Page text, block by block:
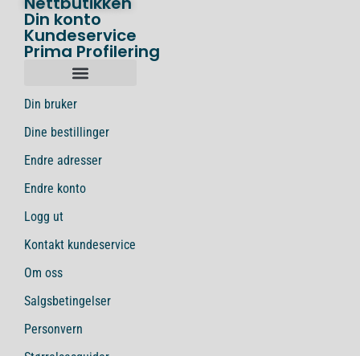
Din konto
Kundeservice
Prima Profilering
Din bruker
Dine bestillinger
Endre adresser
Endre konto
Logg ut
Kontakt kundeservice
Om oss
Salgsbetingelser
Personvern